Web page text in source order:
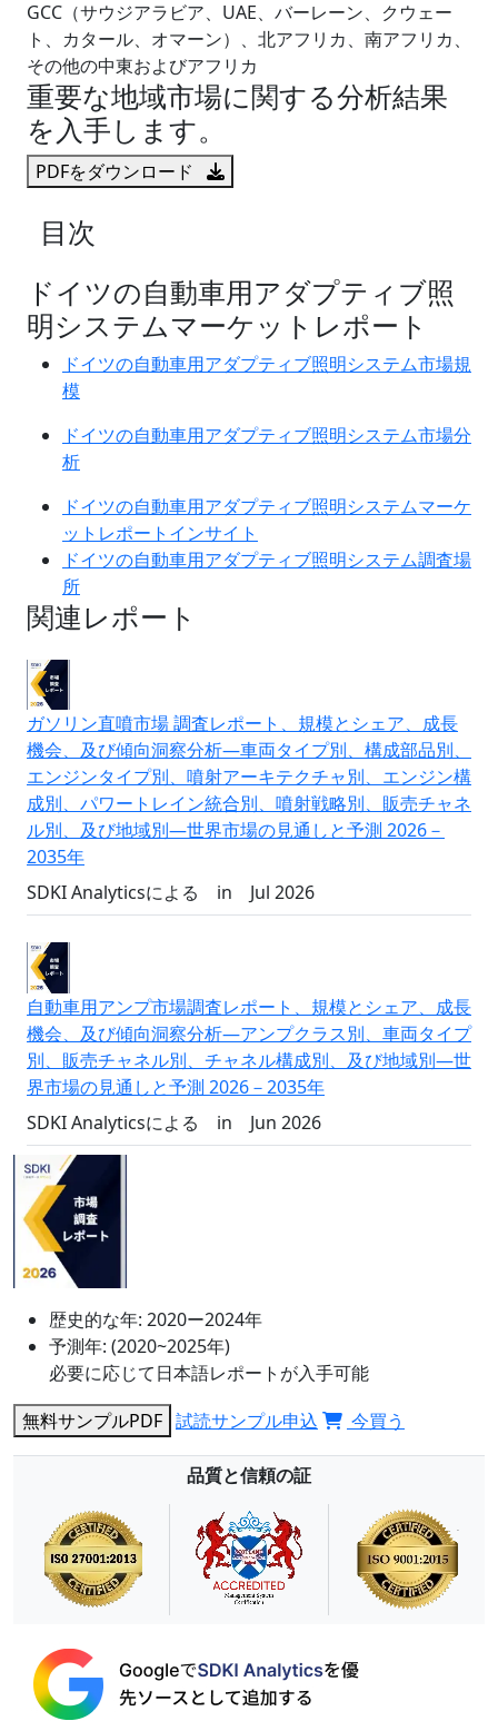
GCC（サウジアラビア、UAE、バーレーン、クウェー
ト、カタール、オマーン）、北アフリカ、南アフリカ、
その他の中東およびアフリカ
重要な地域市場に関する分析結果
を入手します。
PDFをダウンロード
目次
ドイツの自動車用アダプティブ照
明システムマーケットレポート
ドイツの自動車用アダプティブ照明システム市場規
模
ドイツの自動車用アダプティブ照明システム市場分
析
ドイツの自動車用アダプティブ照明システムマーケ
ットレポートインサイト
ドイツの自動車用アダプティブ照明システム調査場
所
関連レポート
ガソリン直噴市場 調査レポート、規模とシェア、成長
機会、及び傾向洞察分析―車両タイプ別、構成部品別、
エンジンタイプ別、噴射アーキテクチャ別、エンジン構
成別、パワートレイン統合別、噴射戦略別、販売チャネ
ル別、及び地域別―世界市場の見通しと予測 2026－
2035年
SDKI Analyticsによる
in Jul 2026
自動車用アンプ市場調査レポート、規模とシェア、成長
機会、及び傾向洞察分析―アンプクラス別、車両タイプ
別、販売チャネル別、チャネル構成別、及び地域別―世
界市場の見通しと予測 2026－2035年
SDKI Analyticsによる
in Jun 2026
歴史的な年: 2020ー2024年
予測年: (2020~2025年)
必要に応じて日本語レポートが入手可能
無料サンプルPDF 試読サンプル申込 今買う
品質と信頼の証